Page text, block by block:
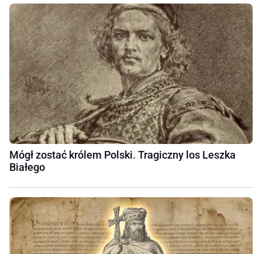
Mógł zostać królem Polski. Tragiczny los Leszka
Białego